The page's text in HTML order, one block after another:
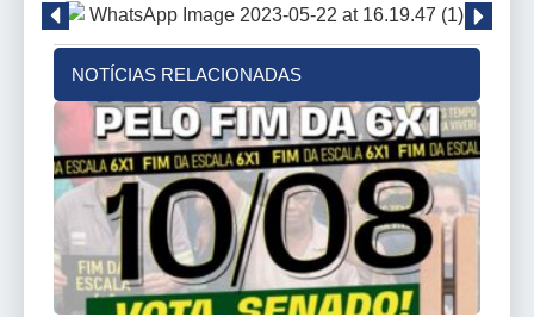
NOTÍCIAS RELACIONADAS